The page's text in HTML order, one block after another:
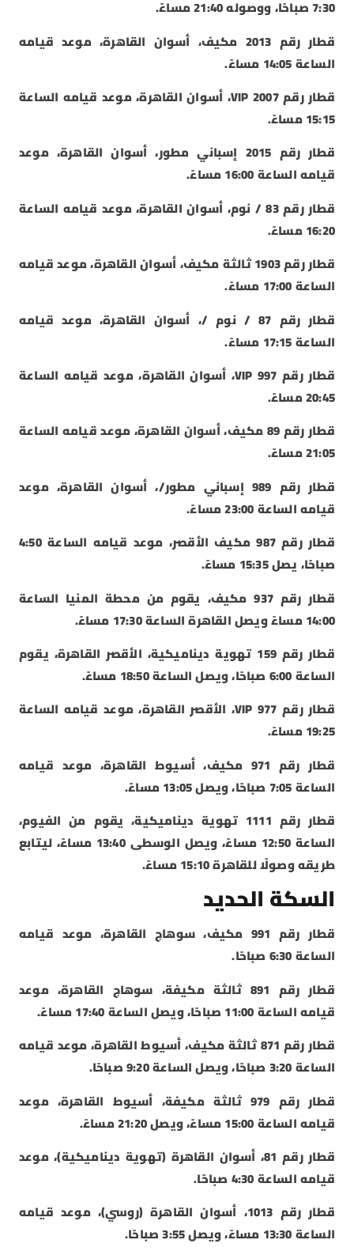
7:30 صباحًا، ووصوله 21:40 مساءً.
قطار رقم 2013 مكيف، أسوان القاهرة، موعد قيامه
الساعة 14:05 مساءً.
قطار رقم 2007 VIP، أسوان القاهرة، موعد قيامه الساعة
15:15 مساءً.
قطار رقم 2015 إسباني مطور، أسوان القاهرة، موعد
قيامه الساعة 16:00 مساءً.
قطار رقم 83 / نوم، أسوان القاهرة، موعد قيامه الساعة
16:20 مساءً.
قطار رقم 1903 ثالثة مكيف، أسوان القاهرة، موعد قيامه
الساعة 17:00 مساءً.
قطار رقم 87 / نوم /، أسوان القاهرة، موعد قيامه
الساعة 17:15 مساءً.
قطار رقم 997 VIP، أسوان القاهرة، موعد قيامه الساعة
20:45 مساءً.
قطار رقم 89 مكيف، أسوان القاهرة، موعد قيامه الساعة
21:05 مساءً.
قطار رقم 989 إسباني مطور/، أسوان القاهرة، موعد
قيامه الساعة 23:00 مساءً.
قطار رقم 987 مكيف الأقصر، موعد قيامه الساعة 4:50
صباحًا، يصل 15:35 مساءً.
قطار رقم 937 مكيف، يقوم من محطة المنيا الساعة
14:00 مساءً ويصل القاهرة الساعة 17:30 مساءً.
قطار رقم 159 تهوية ديناميكية، الأقصر القاهرة، يقوم
الساعة 6:00 صباحًا، ويصل الساعة 18:50 مساءً.
قطار رقم 977 VIP، الأقصر القاهرة، موعد قيامه الساعة
19:25 مساءً.
قطار رقم 971 مكيف، أسيوط القاهرة، موعد قيامه
الساعة 7:05 صباحًا، ويصل 13:05 مساءً.
قطار رقم 1111 تهوية ديناميكية، يقوم من الفيوم،
الساعة 12:50 مساءً، ويصل الوسطى 13:40 مساءً، ليتابع
طريقه وصولًا للقاهرة 15:10 مساءً.
السكة الحديد
قطار رقم 991 مكيف، سوهاج القاهرة، موعد قيامه
الساعة 6:30 صباحًا.
قطار رقم 891 ثالثة مكيفة، سوهاج القاهرة، موعد
قيامه الساعة 11:00 صباحًا، ويصل الساعة 17:40 مساءً.
قطار رقم 871 ثالثة مكيف، أسيوط القاهرة، موعد قيامه
الساعة 3:20 صباحًا، ويصل الساعة 9:20 صباحًا.
قطار رقم 979 ثالثة مكيفة، أسيوط القاهرة، موعد
قيامه الساعة 15:00 مساءً، ويصل 21:20 مساءً.
قطار رقم 81، أسوان القاهرة (تهوية ديناميكية)، موعد
قيامه الساعة 4:30 صباحًا.
قطار رقم 1013، أسوان القاهرة (روسي)، موعد قيامه
الساعة 13:30 مساءً، ويصل 3:55 صباحًا.